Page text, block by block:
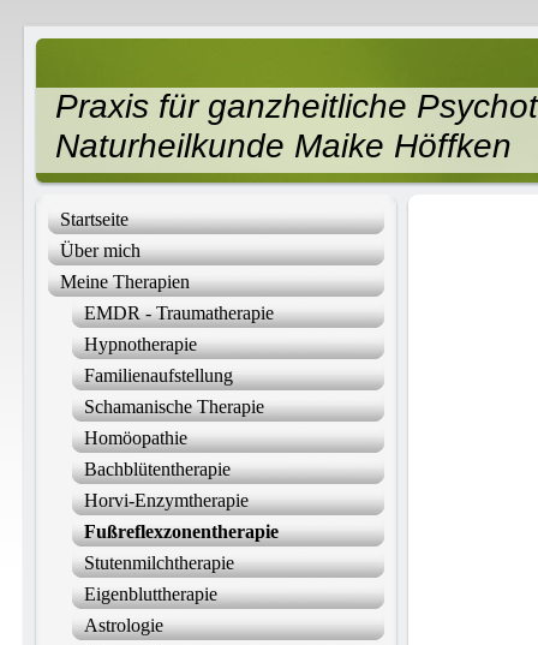
Praxis für ganzheitliche
Naturheilkunde Maike Höffken
Startseite
Über mich
Meine Therapien
EMDR - Traumatherapie
Hypnotherapie
Familienaufstellung
Schamanische Therapie
Homöopathie
Bachblütentherapie
Horvi-Enzymtherapie
Fußreflexzonentherapie
Stutenmilchtherapie
Eigenbluttherapie
Astrologie